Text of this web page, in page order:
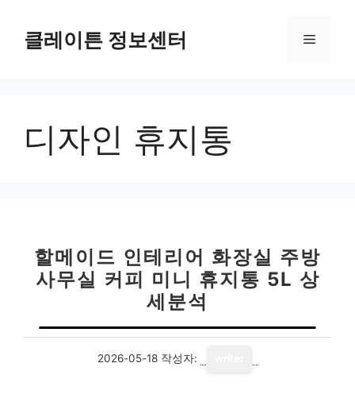
클레이튼 정보센터 메
디자인 휴지통
할메이드 인테리어 화장실 주방
사무실 커피 미니 휴지통 5L 상
세분석
2026-05-18 작성자: